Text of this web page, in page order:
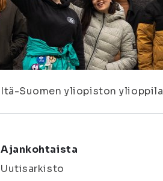
Itä-Suomen yliopiston
Ajankohtaista
Uutisarkisto